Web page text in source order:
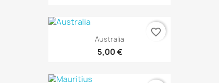
Australia
5,00 €
favorite_border